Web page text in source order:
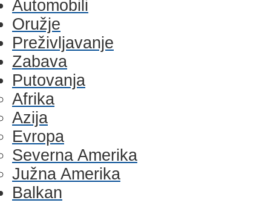
Automobili
Oružje
Preživljavanje
Zabava
Putovanja
Afrika
Azija
Evropa
Severna Amerika
Južna Amerika
Balkan